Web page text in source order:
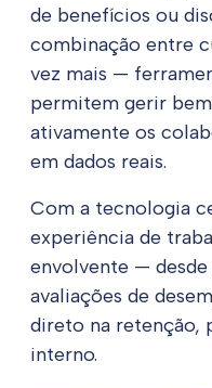
de benefícios ou
combinação entre
vez mais —
permitem gerir
ativamente os
em dados reais.
Com a tecnologia
experiência de
envolvente — desde
avaliações de
direto na retenção,
interno.